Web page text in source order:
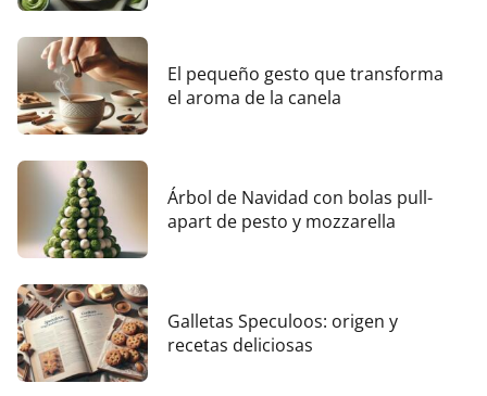
El pequeño gesto que transforma
el aroma de la canela
Árbol de Navidad con bolas pull-
apart de pesto y mozzarella
Galletas Speculoos: origen y
recetas deliciosas